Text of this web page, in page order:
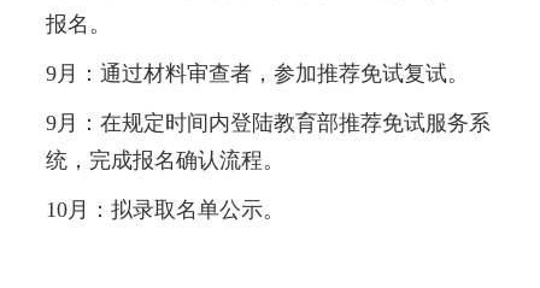
报名。
9月：通过材料审查者，参加推荐免试复试。
9月：在规定时间内登陆教育部推荐免试服务系
统，完成报名确认流程。
10月：拟录取名单公示。